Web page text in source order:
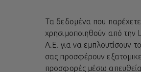
Τα δεδομένα που
χρησιμοποιηθούν από την
A.E. για να εμπλουτίσουν
σας προσφέρουν
προσφορές μέσω